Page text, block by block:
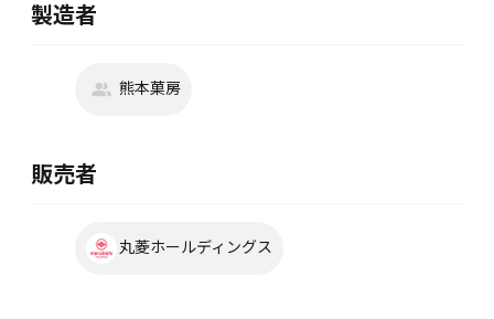
製造者
熊本菓房
販売者
丸菱ホールディングス